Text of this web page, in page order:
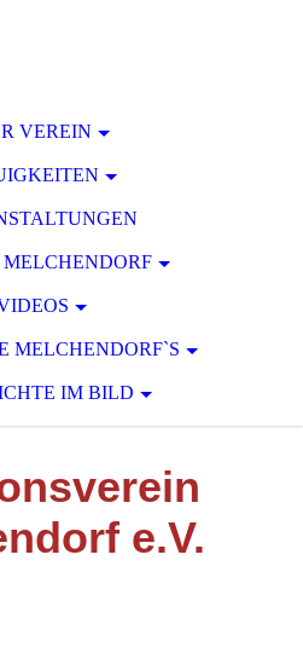
VEREIN
MELCHENDORF`S
IM BILD
e.V.